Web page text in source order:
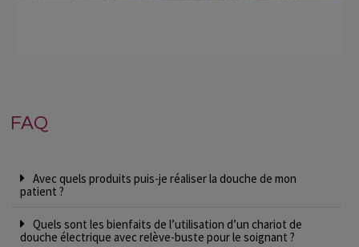
FAQ
Avec quels produits puis-je réaliser la douche de mon
patient ?
Quels sont les bienfaits de l’utilisation d’un chariot de
douche électrique avec relève-buste pour le soignant ?